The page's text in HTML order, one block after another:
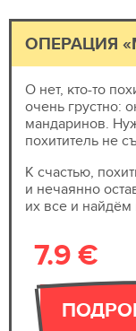
ОПЕРАЦИЯ
О нет, кто-то
очень грустно:
мандаринов.
похититель не
К счастью,
и нечаянно
их все и найдём
7.9 €